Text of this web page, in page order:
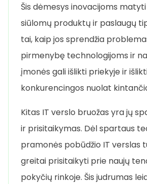
Šis dėmesys inovacijoms
siūlomų produktų ir paslaugų
tai, kaip jos sprendžia
pirmenybę technologijoms ir
įmonės gali išlikti priekyje ir
konkurencingos nuolat
Kitas IT verslo bruožas yra jų
ir prisitaikymas. Dėl spartaus
pramonės pobūdžio IT verslas
greitai prisitaikyti prie naujų
pokyčių rinkoje. Šis judrumas